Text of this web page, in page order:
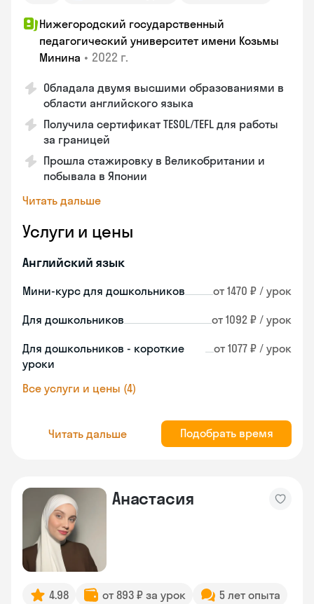
Нижегородский государственный
педагогический университет имени Козьмы
Минина • 2022 г.
Обладала двумя высшими образованиями в
области английского языка
Получила сертификат TESOL/TEFL для работы
за границей
Прошла стажировку в Великобритании и
побывала в Японии
Читать дальше
Услуги и цены
Английский язык
Мини-курс для дошкольников от 1470 ₽ / урок
Для дошкольников от 1092 ₽ / урок
Для дошкольников - короткие
уроки
от 1077 ₽ / урок
Все услуги и цены (4)
Читать дальше Подобрать время
Анастасия
4.98 от 893 ₽ за урок 5 лет опыта